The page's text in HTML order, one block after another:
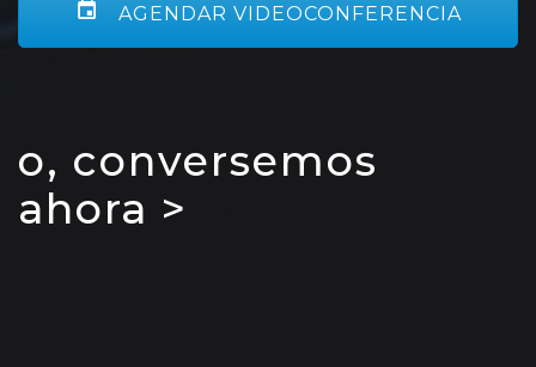
AGENDAR VIDEOCONFERENCIA
o, conversemos
ahora >